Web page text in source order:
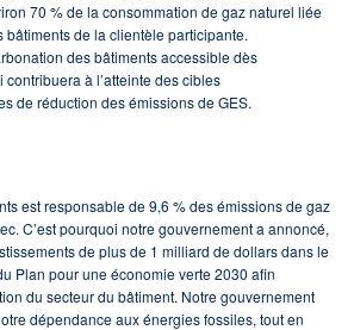
70 % de la consommation de gaz naturel liée
bâtiments de la clientèle participante.
des bâtiments accessible dès
contribuera à l’atteinte des cibles
de réduction des émissions de GES.
est responsable de 9,6 % des émissions de gaz
C’est pourquoi notre gouvernement a annoncé,
de plus de 1 milliard de dollars dans le
Plan pour une économie verte 2030 afin
du secteur du bâtiment. Notre gouvernement
dépendance aux énergies fossiles, tout en